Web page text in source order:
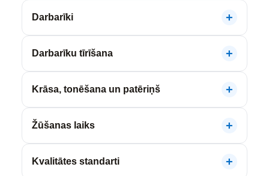
Darbarīki
Darbarīku tīrīšana
Krāsa, tonēšana un patēriņš
Žūšanas laiks
Kvalitātes standarti